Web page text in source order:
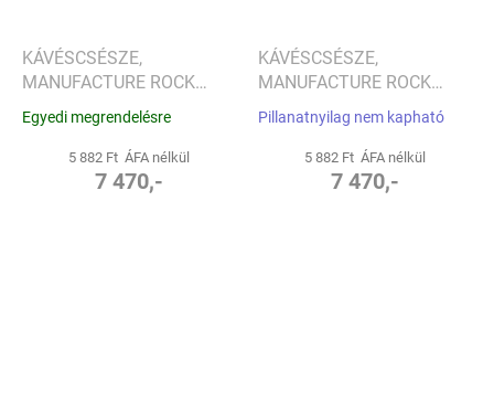
KÁVÉSCSÉSZE,
MANUFACTURE ROCK
BLANC KOLLEKCIÓ -
VILLEROY & BOCH
Egyedi megrendelésre
5 882 Ft ÁFA nélkül
7 470,-
KÁVÉSCSÉSZE,
MANUFACTURE ROCK
KOLLEKCIÓ - VILLEROY &
Pillanatnyilag nem kapható
5 882 Ft ÁFA nélkül
7 470,-